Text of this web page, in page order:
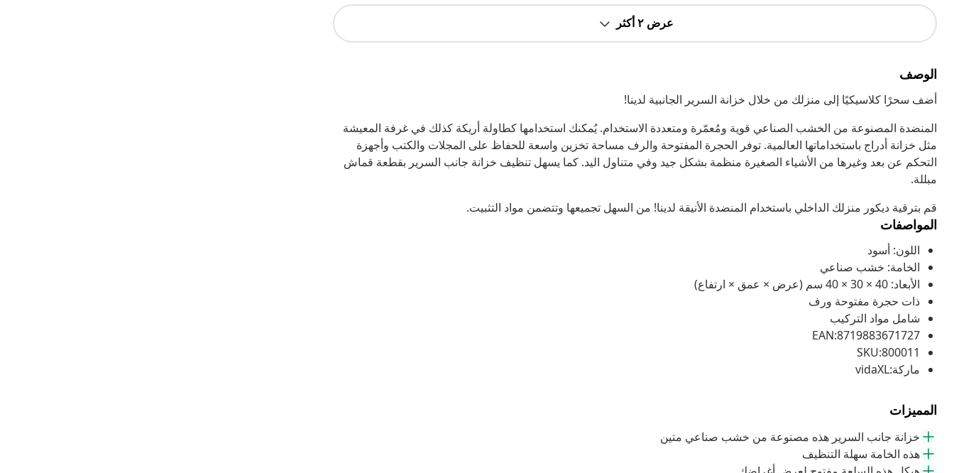
عرض ٢ أكثر
الوصف
أضف سحرًا كلاسيكيًا إلى منزلك من خلال خزانة السرير الجانبية لدينا!
المنضدة المصنوعة من الخشب الصناعي قوية ومُعمّرة ومتعددة الاستخدام. يُمكنك استخدامها كطاولة أريكة كذلك في غرفة المعيشة
مثل خزانة أدراج باستخداماتها العالمية. توفر الحجرة المفتوحة والرف مساحة تخزين واسعة للحفاظ على المجلات والكتب وأجهزة
التحكم عن بعد وغيرها من الأشياء الصغيرة منظمة بشكل جيد وفي متناول اليد. كما يسهل تنظيف خزانة جانب السرير بقطعة قماش
مبللة.
قم بترقية ديكور منزلك الداخلي باستخدام المنضدة الأنيقة لدينا! من السهل تجميعها وتتضمن مواد التثبيت.
المواصفات
اللون: أسود
الخامة: خشب صناعي
الأبعاد: 40 × 30 × 40 سم (عرض × عمق × ارتفاع)
ذات حجرة مفتوحة ورف
شامل مواد التركيب
EAN:8719883671727
SKU:800011
ماركة:vidaXL
المميزات
خزانة جانب السرير هذه مصنوعة من خشب صناعي متين
هذه الخامة سهلة التنظيف